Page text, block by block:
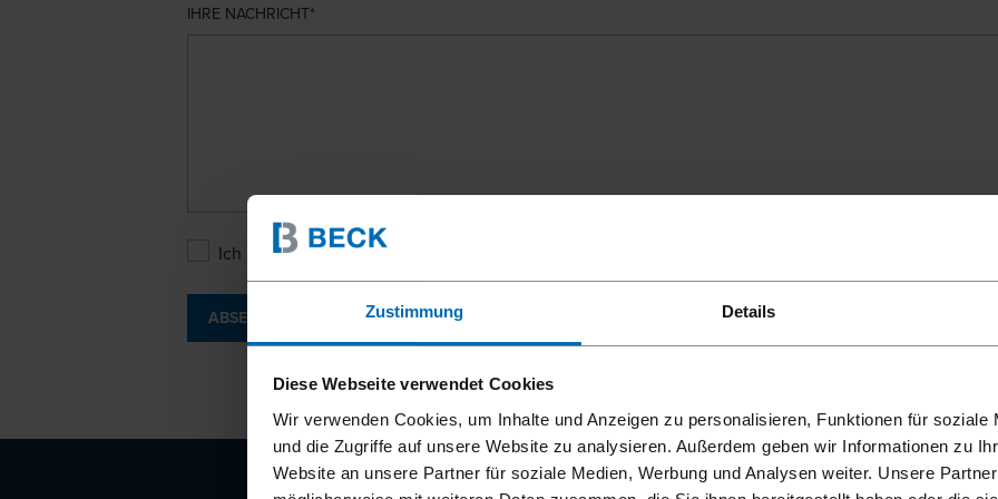
Zustimmung Details
Diese Webseite verwendet Cookies
Wir verwenden Cookies, um Inhalte und Anzeigen zu personalisieren, Funktionen für soziale
und die Zugriffe auf unsere Website zu analysieren. Außerdem geben wir Informationen zu
Website an unsere Partner für soziale Medien, Werbung und Analysen weiter. Unsere
IHRE NACHRICHT
Ich bin mit denDatenschutzbestimmungen
ABSENDEN